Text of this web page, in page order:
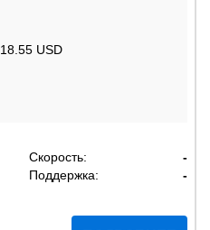
18.55 USD
Скорость:
-
Поддержка: -